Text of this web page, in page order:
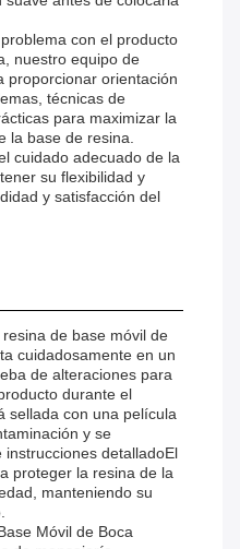
con el producto
nuestro equipo de
proporcionar orientación
técnicas de
para maximizar la
la base de resina.
cuidado adecuado de la
su flexibilidad y
y satisfacción del
resina de base móvil de
cuidadosamente en un
de alteraciones para
durante el
sellada con una película
y se
detalladoEl
proteger la resina de la
manteniendo su
Móvil de Boca